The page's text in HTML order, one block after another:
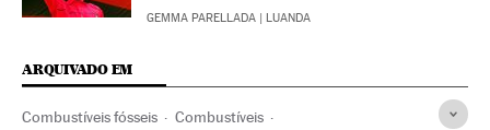
GEMMA PARELLADA | LUANDA
ARQUIVADO EM
Combustíveis fósseis Combustíveis